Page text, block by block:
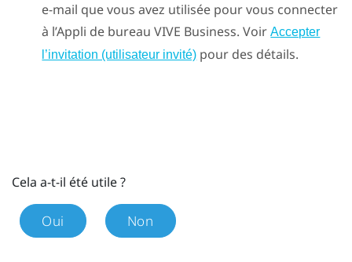
e-mail que vous avez utilisée pour vous connecter
à l’Appli de bureau VIVE Business. VoirAccepter
l’invitation (utilisateur invité) pour des détails.
Cela a-t-il été utile ?
Oui Non